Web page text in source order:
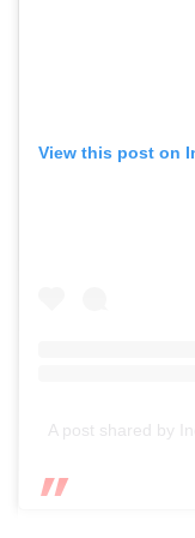
View this post on
A post shared by